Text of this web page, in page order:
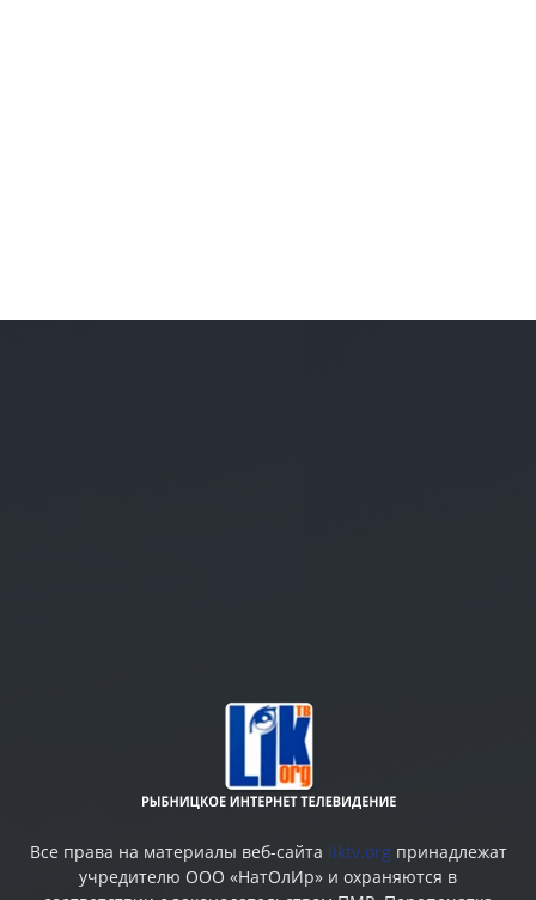
Все права на материалы веб-сайта liktv.org принадлежат
учредителю ООО «НатОлИр» и охраняются в